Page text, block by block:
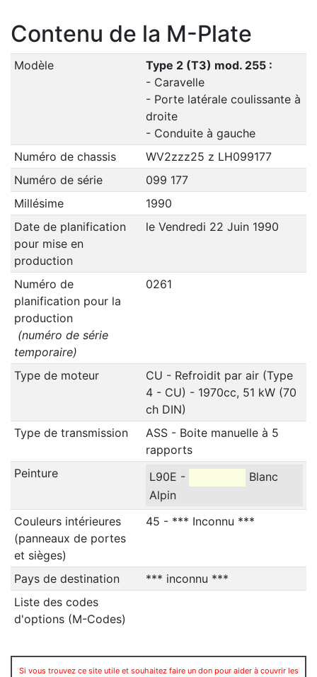
Contenu de la M-Plate
Modèle
Type 2 (T3) mod. 255 :
- Caravelle
- Porte latérale coulissante à
droite
- Conduite à gauche
Numéro de chassis
WV2zzz25 z LH099177
Numéro de série
099 177
Millésime
1990
Date de planification
pour mise en
production
le Vendredi 22 Juin 1990
Numéro de
planification pour la
production
(numéro de série
temporaire)
0261
Type de moteur
CU - Refroidit par air (Type
4 - CU) - 1970cc, 51 kW (70
ch DIN)
Type de transmission
ASS - Boite manuelle à 5
rapports
Peinture
L90E -
Blanc
Alpin
Couleurs intérieures
(panneaux de portes
et sièges)
45 - *** Inconnu ***
Pays de destination
*** inconnu ***
Liste des codes
d'options (M-Codes)
Si vous trouvez ce site utile et souhaitez faire un don pour aider à couvrir les